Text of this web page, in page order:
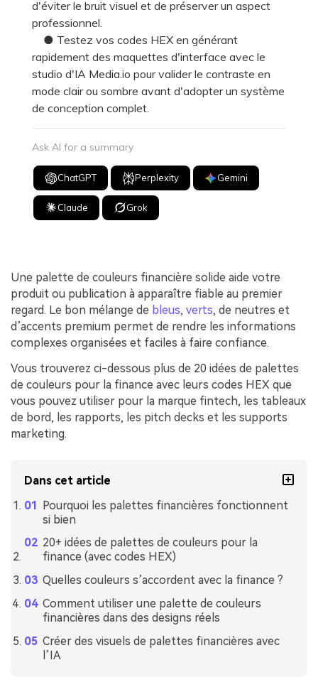
d'éviter le bruit visuel et de préserver un aspect
professionnel.
● Testez vos codes HEX en générant
rapidement des maquettes d'interface avec le
studio d'IA Media.io pour valider le contraste en
mode clair ou sombre avant d'adopter un système
de conception complet.
Ask AI for a summary
ChatGPT Perplexity Gemini
Claude Grok
Une palette de couleurs financière solide aide votre
produit ou publication à apparaître fiable au premier
regard. Le bon mélange de bleus, verts, de neutres et
d’accents premium permet de rendre les informations
complexes organisées et faciles à faire confiance.
Vous trouverez ci-dessous plus de 20 idées de palettes
de couleurs pour la finance avec leurs codes HEX que
vous pouvez utiliser pour la marque fintech, les tableaux
de bord, les rapports, les pitch decks et les supports
marketing.
Dans cet article
Pourquoi les palettes financières fonctionnent
si bien
20+ idées de palettes de couleurs pour la
finance (avec codes HEX)
Quelles couleurs s’accordent avec la finance ?
Comment utiliser une palette de couleurs
financières dans des designs réels
Créer des visuels de palettes financières avec
l’IA